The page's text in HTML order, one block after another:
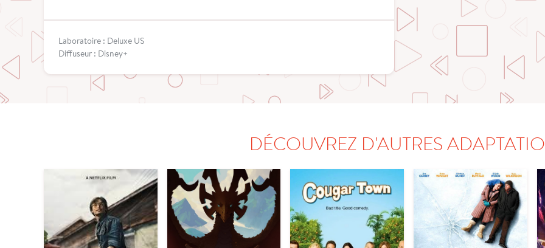
Laboratoire : Deluxe US
Diffuseur : Disney+
DÉCOUVREZ D'AUTRES